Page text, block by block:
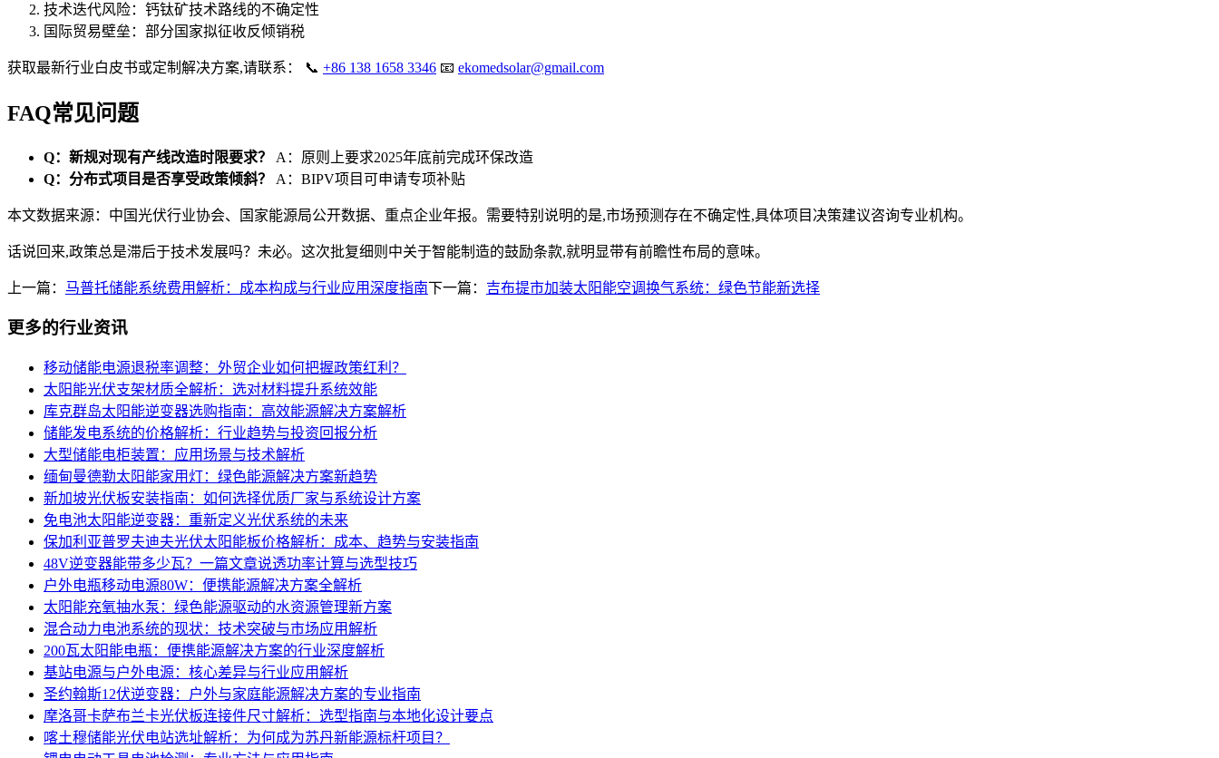
技术迭代风险：钙钛矿技术路线的不确定性
国际贸易壁垒：部分国家拟征收反倾销税
获取最新行业白皮书或定制解决方案,请联系： 📞 +86 138 1658 3346 📧 ekomedsolar@gmail.com
FAQ常见问题
Q：新规对现有产线改造时限要求？
A：原则上要求2025年底前完成环保改造
Q：分布式项目是否享受政策倾斜？
A：BIPV项目可申请专项补贴
本文数据来源：中国光伏行业协会、国家能源局公开数据、重点企业年报。需要特别说明的是,市场预测存在不确定性,具体项目决策建议咨询专业机构。
话说回来,政策总是滞后于技术发展吗？未必。这次批复细则中关于智能制造的鼓励条款,就明显带有前瞻性布局的意味。
上一篇： 马普托储能系统费用解析：成本构成与行业应用深度指南下一篇： 吉布提市加装太阳能空调换气系统：绿色节能新选择
更多的行业资讯
移动储能电源退税率调整：外贸企业如何把握政策红利？
太阳能光伏支架材质全解析：选对材料提升系统效能
库克群岛太阳能逆变器选购指南：高效能源解决方案解析
储能发电系统的价格解析：行业趋势与投资回报分析
大型储能电柜装置：应用场景与技术解析
缅甸曼德勒太阳能家用灯：绿色能源解决方案新趋势
新加坡光伏板安装指南：如何选择优质厂家与系统设计方案
免电池太阳能逆变器：重新定义光伏系统的未来
保加利亚普罗夫迪夫光伏太阳能板价格解析：成本、趋势与安装指南
48V逆变器能带多少瓦？一篇文章说透功率计算与选型技巧
户外电瓶移动电源80W：便携能源解决方案全解析
太阳能充氧抽水泵：绿色能源驱动的水资源管理新方案
混合动力电池系统的现状：技术突破与市场应用解析
200瓦太阳能电瓶：便携能源解决方案的行业深度解析
基站电源与户外电源：核心差异与行业应用解析
圣约翰斯12伏逆变器：户外与家庭能源解决方案的专业指南
摩洛哥卡萨布兰卡光伏板连接件尺寸解析：选型指南与本地化设计要点
喀土穆储能光伏电站选址解析：为何成为苏丹新能源标杆项目？